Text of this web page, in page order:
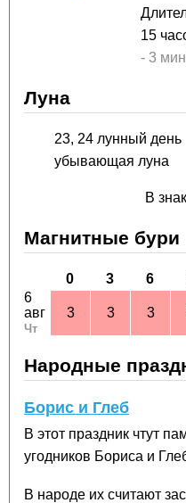
15
- 3 мин
Луна
23, 24 лунный день
убывающая луна
В
Магнитные бури
0 3 6
6
авг
Чт
3 3 3
Народные
Борис и Глеб
В этот праздник чтут
угодников Бориса и
В народе их считают